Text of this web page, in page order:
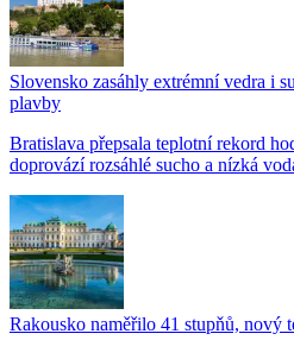
Slovensko zasáhly extrémní vedra i
plavby
Bratislava přepsala teplotní rekord
doprovází rozsáhlé sucho a nízká
Rakousko naměřilo 41 stupňů, nový